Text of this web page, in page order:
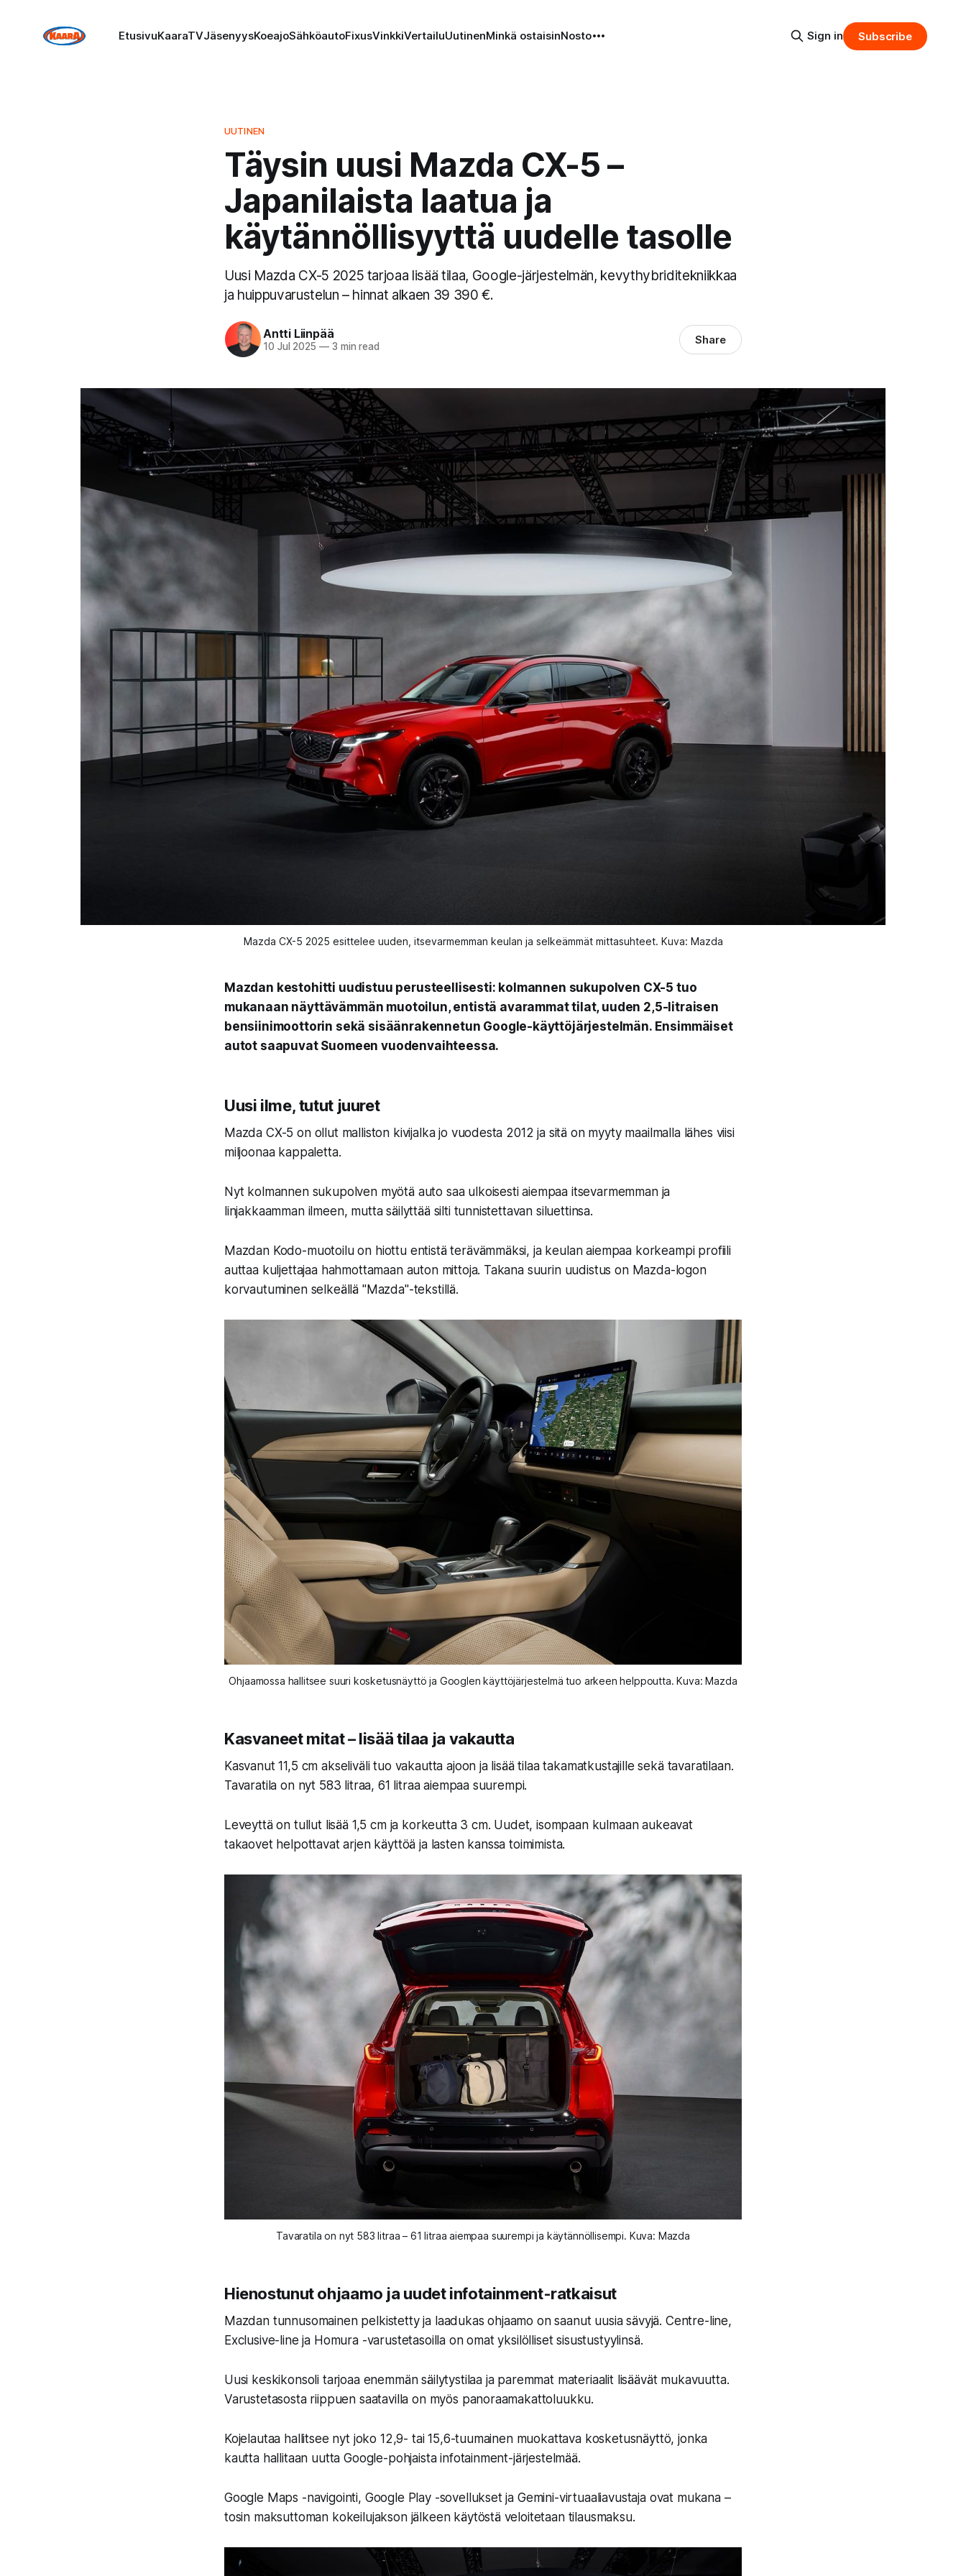
EtusivuKaaraTVJäsenyysKoeajoSähköautoFixusVinkkiVertailuUutinenMinkä ostaisinNosto Sign in Subscribe
UUTINEN
Täysin uusi Mazda CX-5 –
Japanilaista laatua ja
käytännöllisyyttä uudelle tasolle
Uusi Mazda CX-5 2025 tarjoaa lisää tilaa, Google-järjestelmän, kevythybriditekniikkaa
ja huippuvarustelun – hinnat alkaen 39 390 €.
Antti Liinpää
10 Jul 2025 —3 min read Share
Mazda CX-5 2025 esittelee uuden, itsevarmemman keulan ja selkeämmät mittasuhteet. Kuva: Mazda
Mazdan kestohitti uudistuu perusteellisesti: kolmannen sukupolven CX-5 tuo
mukanaan näyttävämmän muotoilun, entistä avarammat tilat, uuden 2,5-litraisen
bensiinimoottorin sekä sisäänrakennetun Google-käyttöjärjestelmän. Ensimmäiset
autot saapuvat Suomeen vuodenvaihteessa.
Uusi ilme, tutut juuret
Mazda CX-5 on ollut malliston kivijalka jo vuodesta 2012 ja sitä on myyty maailmalla lähes viisi
miljoonaa kappaletta.
Nyt kolmannen sukupolven myötä auto saa ulkoisesti aiempaa itsevarmemman ja
linjakkaamman ilmeen, mutta säilyttää silti tunnistettavan siluettinsa.
Mazdan Kodo-muotoilu on hiottu entistä terävämmäksi, ja keulan aiempaa korkeampi profiili
auttaa kuljettajaa hahmottamaan auton mittoja. Takana suurin uudistus on Mazda-logon
korvautuminen selkeällä "Mazda"-tekstillä.
Ohjaamossa hallitsee suuri kosketusnäyttö ja Googlen käyttöjärjestelmä tuo arkeen helppoutta. Kuva: Mazda
Kasvaneet mitat – lisää tilaa ja vakautta
Kasvanut 11,5 cm akseliväli tuo vakautta ajoon ja lisää tilaa takamatkustajille sekä tavaratilaan.
Tavaratila on nyt 583 litraa, 61 litraa aiempaa suurempi.
Leveyttä on tullut lisää 1,5 cm ja korkeutta 3 cm. Uudet, isompaan kulmaan aukeavat
takaovet helpottavat arjen käyttöä ja lasten kanssa toimimista.
Tavaratila on nyt 583 litraa – 61 litraa aiempaa suurempi ja käytännöllisempi. Kuva: Mazda
Hienostunut ohjaamo ja uudet infotainment-ratkaisut
Mazdan tunnusomainen pelkistetty ja laadukas ohjaamo on saanut uusia sävyjä. Centre-line,
Exclusive-line ja Homura -varustetasoilla on omat yksilölliset sisustustyylinsä.
Uusi keskikonsoli tarjoaa enemmän säilytystilaa ja paremmat materiaalit lisäävät mukavuutta.
Varustetasosta riippuen saatavilla on myös panoraamakattoluukku.
Kojelautaa hallitsee nyt joko 12,9- tai 15,6-tuumainen muokattava kosketusnäyttö, jonka
kautta hallitaan uutta Google-pohjaista infotainment-järjestelmää.
Google Maps -navigointi, Google Play -sovellukset ja Gemini-virtuaaliavustaja ovat mukana –
tosin maksuttoman kokeilujakson jälkeen käytöstä veloitetaan tilausmaksu.